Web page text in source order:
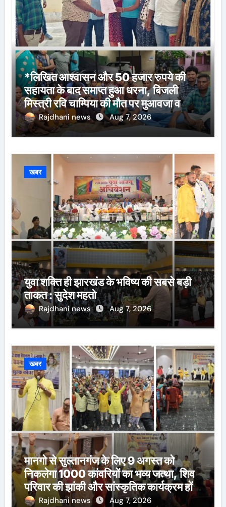
*लिखित आश्वासन और 50 हजार रुपये की
सहायता के बाद समाप्त हुआ धरना, बिजली
मिस्त्री रवि चाम्पिया की मौत पर मुआवजा व
नौकरी की मांग*
Rajdhani news Aug 7, 2026
खबर
युवा शक्ति ही झारखंड के भविष्य की सबसे बड़ी
ताकत : सुदेश महतो
Rajdhani news Aug 7, 2026
खबर
मानगो से सुल्तानगंज के लिए 9 अगस्त को
निकलेगा 1000 कांवरियों का भव्य जत्था, शिव
परिवार की झांकी और सांस्कृतिक कार्यक्रम होंगे
आकर्षणRajdhani news Aug 7, 2026